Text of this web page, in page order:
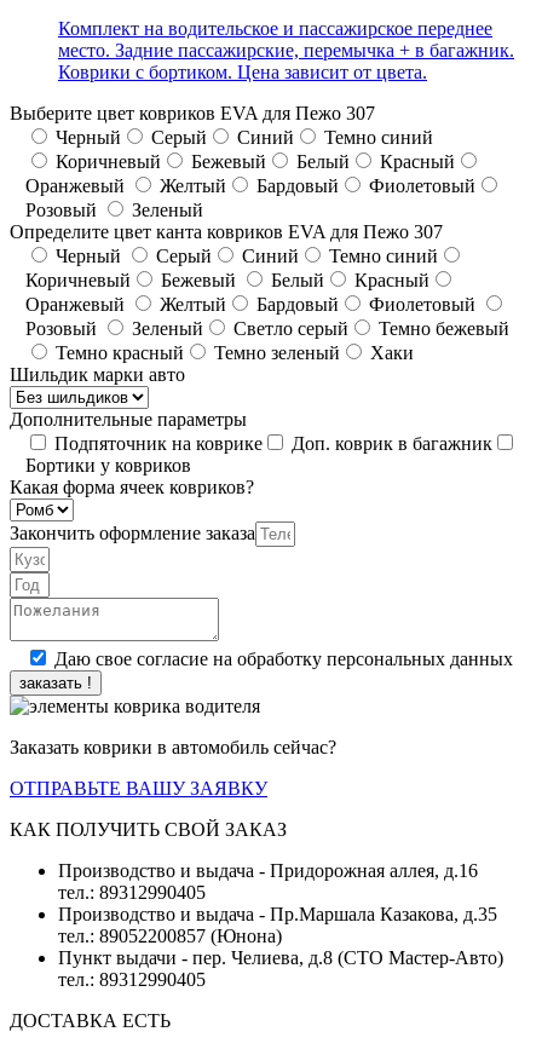
Комплект на водительское и пассажирское переднее
место. Задние пассажирские, перемычка + в багажник.
Коврики с бортиком. Цена зависит от цвета.
Выберите цвет ковриков EVA для Пежо 307
Черный
Серый Синий
Темно синий
Коричневый
Бежевый Белый
Красный
Оранжевый
Желтый Бардовый
Фиолетовый
Розовый
Зеленый
Определите цвет канта ковриков EVA для Пежо 307
Черный
Серый Синий
Темно синий
Коричневый
Бежевый Белый
Красный
Оранжевый
Желтый Бардовый
Фиолетовый
Розовый
Зеленый Светло серый
Темно бежевый
Темно красный
Темно зеленый
Хаки
Шильдик марки авто
Дополнительные параметры
Подпяточник на коврике
Доп. коврик в багажник
Бортики у ковриков
Какая форма ячеек ковриков?
Закончить оформление заказа
Даю свое согласие на обработку персональных данных
заказать !
Заказать коврики в автомобиль сейчас?
ОТПРАВЬТЕ ВАШУ ЗАЯВКУ
КАК ПОЛУЧИТЬ СВОЙ ЗАКАЗ
Производство и выдача - Придорожная аллея, д.16
тел.: 89312990405
Производство и выдача - Пр.Маршала Казакова, д.35
тел.: 89052200857 (Юнона)
Пункт выдачи - пер. Челиева, д.8 (СТО Мастер-Авто)
тел.: 89312990405
ДОСТАВКА ЕСТЬ